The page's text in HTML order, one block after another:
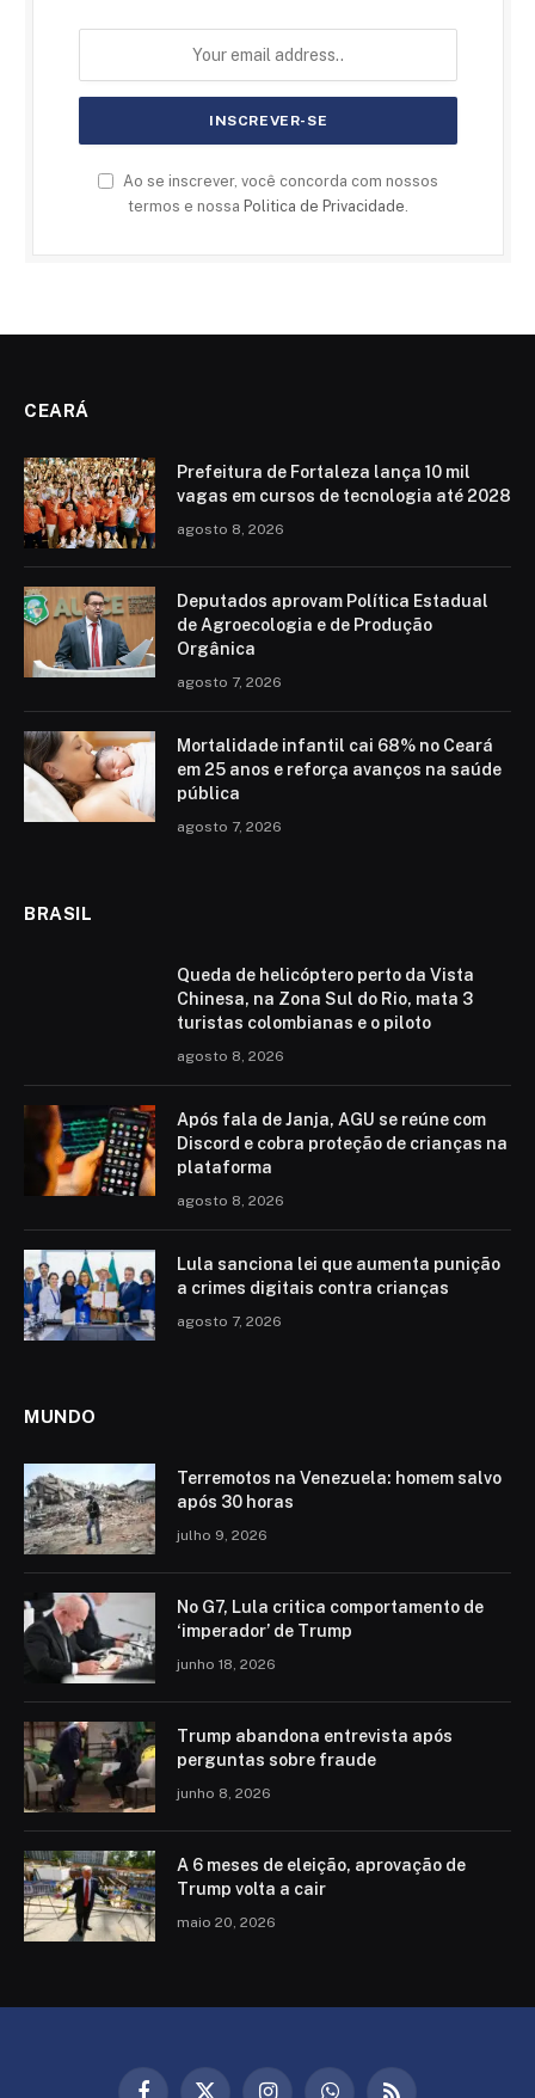
Ao se inscrever, você concorda com nossos
termos e nossa Politica de Privacidade.
CEARÁ
Prefeitura de Fortaleza lança 10 mil
vagas em cursos de tecnologia até 2028
agosto 8, 2026
Deputados aprovam Política Estadual
de Agroecologia e de Produção
Orgânica
agosto 7, 2026
Mortalidade infantil cai 68% no Ceará
em 25 anos e reforça avanços na saúde
pública
agosto 7, 2026
BRASIL
Queda de helicóptero perto da Vista
Chinesa, na Zona Sul do Rio, mata 3
turistas colombianas e o piloto
agosto 8, 2026
Após fala de Janja, AGU se reúne com
Discord e cobra proteção de crianças na
plataforma
agosto 8, 2026
Lula sanciona lei que aumenta punição
a crimes digitais contra crianças
agosto 7, 2026
MUNDO
Terremotos na Venezuela: homem salvo
após 30 horas
julho 9, 2026
No G7, Lula critica comportamento de
‘imperador’ de Trump
junho 18, 2026
Trump abandona entrevista após
perguntas sobre fraude
junho 8, 2026
A 6 meses de eleição, aprovação de
Trump volta a cair
maio 20, 2026